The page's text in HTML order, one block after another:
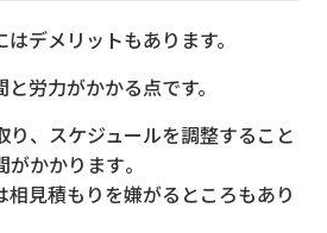
デメリットもあります。
と労力がかかる点です。
り、スケジュールを調整すること
がかかります。
相見積もりを嫌がるところもあり